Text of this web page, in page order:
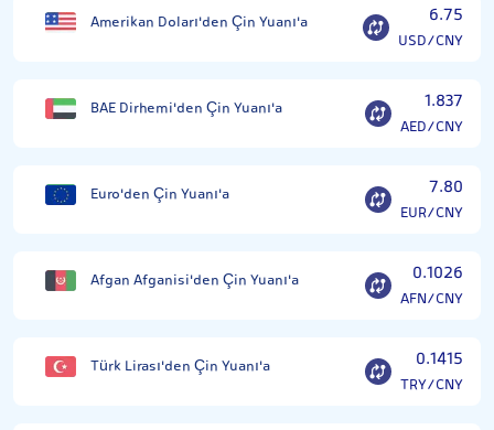
Amerikan Doları'den Çin Yuanı'a 6.75
USD/CNY
BAE Dirhemi'den Çin Yuanı'a 1.837
AED/CNY
Euro'den Çin Yuanı'a 7.80
EUR/CNY
Afgan Afganisi'den Çin Yuanı'a 0.1026
AFN/CNY
Türk Lirası'den Çin Yuanı'a 0.1415
TRY/CNY